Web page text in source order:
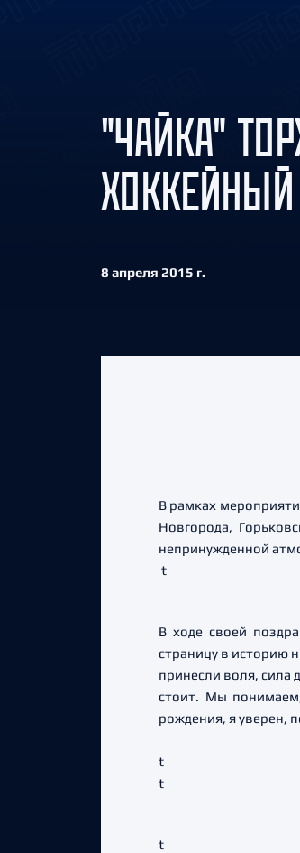
"ЧАЙКА"
8 апреля 2015 г.
В рамках
Новгорода,
непринужденной
t
В ходе своей
страницу в историю
принесли воля, сила
стоит. Мы
рождения, я уверен,
t
t
t